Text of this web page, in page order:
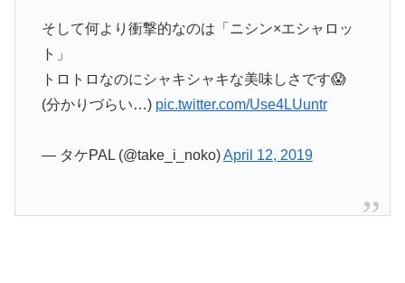
そして何より衝撃的なのは「ニシン×エシャロッ
ト」
トロトロなのにシャキシャキな美味しさです😱
(分かりづらい…) pic.twitter.com/Use4LUuntr
— タケPAL (@take_i_noko)April 12, 2019